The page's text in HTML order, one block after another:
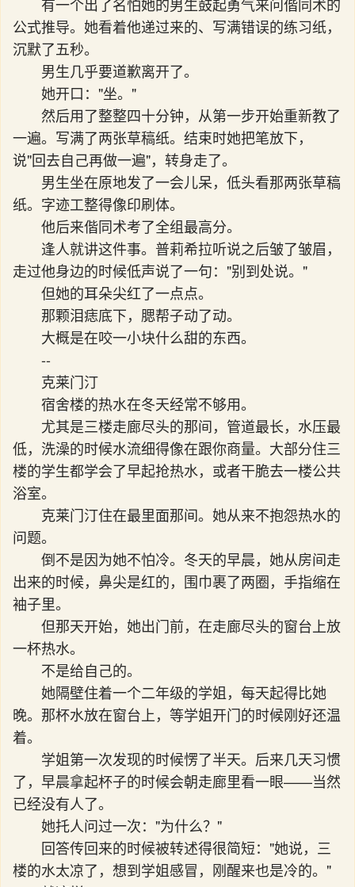
有一个出了名怕她的男生鼓起勇气来问偕同术的
公式推导。她看着他递过来的、写满错误的练习纸，
沉默了五秒。
男生几乎要道歉离开了。
她开口："坐。"
然后用了整整四十分钟，从第一步开始重新教了
一遍。写满了两张草稿纸。结束时她把笔放下，
说"回去自己再做一遍"，转身走了。
男生坐在原地发了一会儿呆，低头看那两张草稿
纸。字迹工整得像印刷体。
他后来偕同术考了全组最高分。
逢人就讲这件事。普莉希拉听说之后皱了皱眉，
走过他身边的时候低声说了一句："别到处说。"
但她的耳朵尖红了一点点。
那颗泪痣底下，腮帮子动了动。
大概是在咬一小块什么甜的东西。
--
克莱门汀
宿舍楼的热水在冬天经常不够用。
尤其是三楼走廊尽头的那间，管道最长，水压最
低，洗澡的时候水流细得像在跟你商量。大部分住三
楼的学生都学会了早起抢热水，或者干脆去一楼公共
浴室。
克莱门汀住在最里面那间。她从来不抱怨热水的
问题。
倒不是因为她不怕冷。冬天的早晨，她从房间走
出来的时候，鼻尖是红的，围巾裹了两圈，手指缩在
袖子里。
但那天开始，她出门前，在走廊尽头的窗台上放
一杯热水。
不是给自己的。
她隔壁住着一个二年级的学姐，每天起得比她
晚。那杯水放在窗台上，等学姐开门的时候刚好还温
着。
学姐第一次发现的时候愣了半天。后来几天习惯
了，早晨拿起杯子的时候会朝走廊里看一眼——当然
已经没有人了。
她托人问过一次："为什么？"
回答传回来的时候被转述得很简短："她说，三
楼的水太凉了，想到学姐感冒，刚醒来也是冷的。"